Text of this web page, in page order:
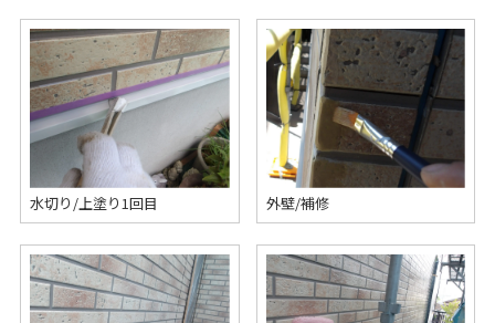
水切り/上塗り1回目 外壁/補修